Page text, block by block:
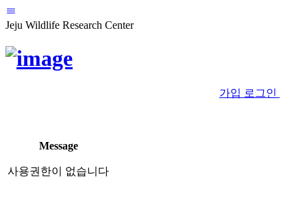
Jeju Wildlife Research Center
가입 로그인
Message
사용권한이 없습니다